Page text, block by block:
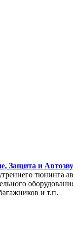
Защита и
тюнинга
и т.п.